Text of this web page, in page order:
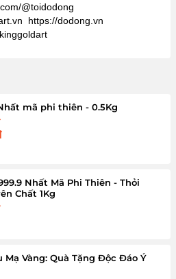
@toidodong
https://dodong.vn
mã phi thiên - 0.5Kg
Nhất Mã Phi Thiên - Thỏi
Chất 1Kg
Mạ Vàng: Quà Tặng Độc Đáo Ý